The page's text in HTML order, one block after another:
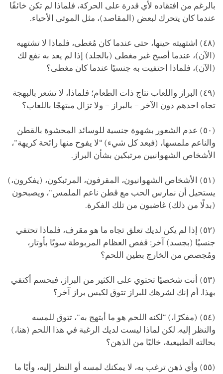
بالرغم من افتقاده لأي قدرة على الحركة، فلماذا لم تكن خائفًا
عندما كان يتحرك لبعض (المقاصد)، مثل الموتى الأحياء.
(٤٨) اشتهيته حينها، حتى عندما كان مُغطى، فلماذا لا تشتهيه
(الآن)، عندما أصبح غير مغطى (بالجلد) إذا لم يعد به نفع لك
(الآن)، فلماذا احتفيت به جنسيًا عندما كان مغطى؟
(٤٩) البراز واللعاب نتاج ذات الطعام؛ فلماذا، لا تشعر بالبهجة
تجاه احدهم دون الآخر – بالبراز – ولا تزال مبتهجًا باللعاب؟
(٥٠) عدم الشعور بشهوة جنسية للوسائد المحشوة بالقطن
والناعم ملمسها، (فبعد كل شيء) “لا يفوح منها رائحة كريهة"،
الأشخاص الشهوانيين مرتبكين بشأن البراز.
(٥١) الأشخاص الشهوانيون، المقرفون، المرتبكون، (يفكرون،)
يستحيل أن نمارس الحب مع قطن ناعم الملمس"، ويصبحون
(بدلًا من ذلك) غاضبون من تلك الفكرة.
(٥٢) إذا لم يكن لديك تعلق تجاه ما هو مقرف، فلماذا تحتفي
جنسيًا (بجسد) آخر: قفص العظام المربوطة سويًا بأوتار،
ومُجصص من الخارج بطين اللحم؟
(٥٣) أنت شخصيًا تحتوي على الكثير من البراز، فبحسم أكتفي
بهذا. أم إنك لشرهك للبراز تتوق لكيس براز آخر؟
(٥٤) (مفكرًا،) “لكنه اللحم هو ما أبتهج به"، تتوق للمسه
والنظر إليه. لكن لماذا ليست لديك الرغبة في هذا اللحم (هنا،)
بحالته الطبيعية، خاليًا من الذهن؟
(٥٥) وأي ذهن ترغب به، لا يمكنك لمسه أو النظر إليه، وأيًا ما